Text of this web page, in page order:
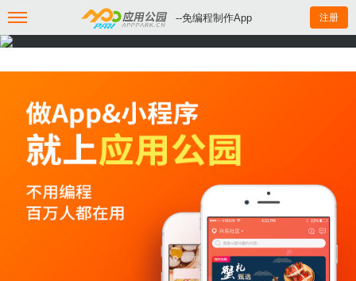
--免编程制作App 注册